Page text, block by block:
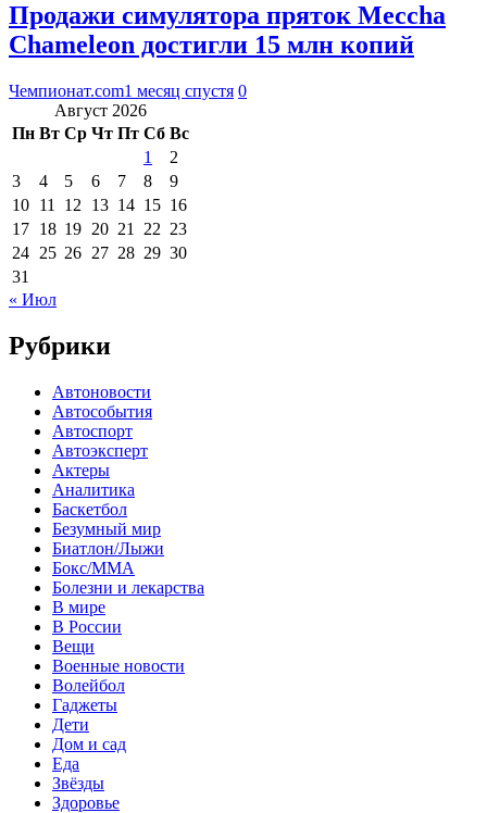
Продажи симулятора пряток Meccha
Chameleon достигли 15 млн копий
Чемпионат.com1 месяц спустя 0
Август 2026
Пн Вт Ср Чт Пт Сб Вс
1
2
3
4 5 6 7 8
9
10 11 12 13 14 15 16
17 18 19 20 21 22 23
24 25 26 27 28 29 30
31
« Июл
Рубрики
Автоновости
Автособытия
Автоспорт
Автоэксперт
Актеры
Аналитика
Баскетбол
Безумный мир
Биатлон/Лыжи
Бокс/MMA
Болезни и лекарства
В мире
В России
Вещи
Военные новости
Волейбол
Гаджеты
Дети
Дом и сад
Еда
Звёзды
Здоровье